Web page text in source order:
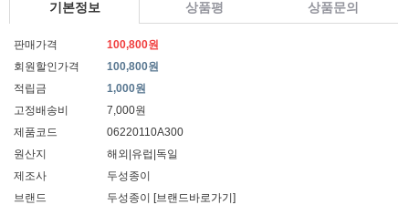
기본정보 상품평 상품문의
판매가격
100,800원
회원할인가격
100,800원
적립금
1,000원
고정배송비
7,000원
제품코드
06220110A300
원산지
해외|유럽|독일
제조사
두성종이
브랜드
두성종이 [브랜드바로가기]